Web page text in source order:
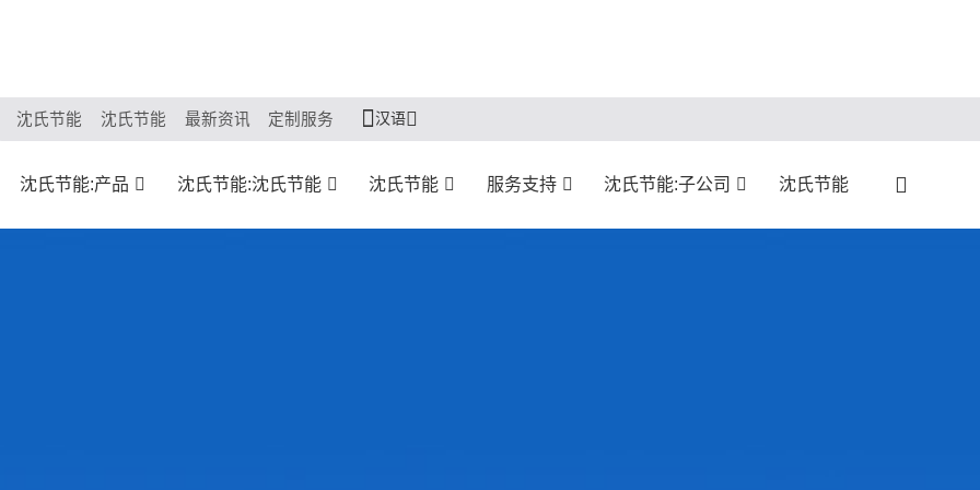
沈氏节能 沈氏节能 最新资讯 定制服务 汉语
沈氏节能:产品 沈氏节能:沈氏节能 沈氏节能 服务支持 沈氏节能:子公司 沈氏节能